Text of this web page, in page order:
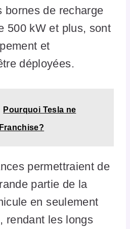
bornes de recharge
500 kW et plus, sont
et
déployées.
Pourquoi Tesla ne
permettraient de
partie de la
en seulement
rendant les longs